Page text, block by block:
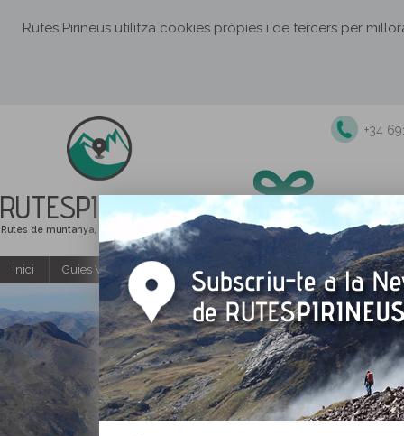
Rutes Pirineus utilitza cookies pròpies i de tercers per
RUTESPIRINEUS
Rutes de muntanya, senderisme i excursions
+34
Inici Guies Web i PDF gratuïtes Excursions i activitats